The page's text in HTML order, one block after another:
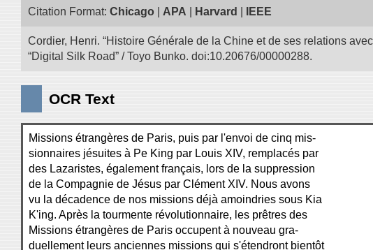
Citation Format: Chicago APA Harvard IEEE
Cordier, Henri. “Histoire Générale de la Chine et de ses relations
“Digital Silk Road” / Toyo Bunko. doi:10.20676/00000288.
OCR Text
Missions étrangères de Paris, puis par l'envoi de cinq mis-
sionnaires jésuites à Pe King par Louis XIV, remplacés par
des Lazaristes, également français, lors de la suppression
de la Compagnie de Jésus par Clément XIV. Nous avons
vu la décadence de nos missions déjà amoindries sous Kia
K'ing. Après la tourmente révolutionnaire, les prêtres des
Missions étrangères de Paris occupent à nouveau gra-
duellement leurs anciennes missions qui s'étendront bientôt